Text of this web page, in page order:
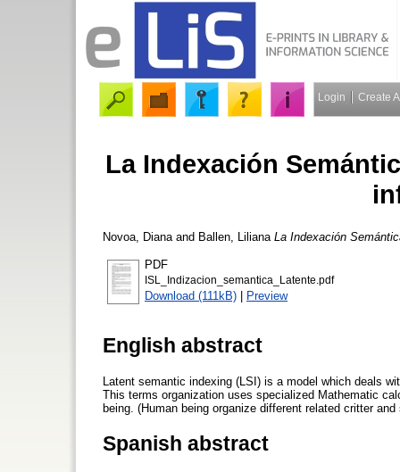
Login Create
La Indexación
Novoa, Diana and Ballen, Liliana La Indexación
PDF
ISL_Indizacion_semantica_Latente.pdf
Download (111kB) | Preview
English abstract
Latent semantic indexing (LSI) is a model which deals
This terms organization uses specialized Mathematic
being. (Human being organize different related critter
Spanish abstract